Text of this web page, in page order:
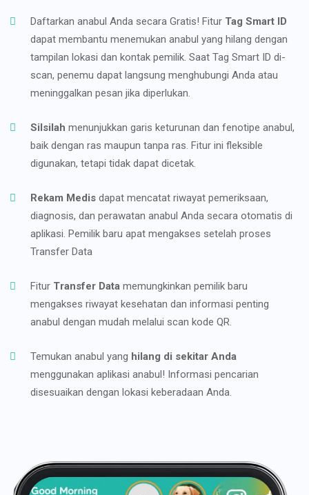
Daftarkan anabul Anda secara Gratis! Fitur Tag Smart ID
dapat membantu menemukan anabul yang hilang dengan
tampilan lokasi dan kontak pemilik. Saat Tag Smart ID di-
scan, penemu dapat langsung menghubungi Anda atau
meninggalkan pesan jika diperlukan.
Silsilah menunjukkan garis keturunan dan fenotipe anabul,
baik dengan ras maupun tanpa ras. Fitur ini fleksible
digunakan, tetapi tidak dapat dicetak.
Rekam Medis dapat mencatat riwayat pemeriksaan,
diagnosis, dan perawatan anabul Anda secara otomatis di
aplikasi. Pemilik baru apat mengakses setelah proses
Transfer Data
Fitur Transfer Data memungkinkan pemilik baru
mengakses riwayat kesehatan dan informasi penting
anabul dengan mudah melalui scan kode QR.
Temukan anabul yang hilang di sekitar Anda
menggunakan aplikasi anabul! Informasi pencarian
disesuaikan dengan lokasi keberadaan Anda.